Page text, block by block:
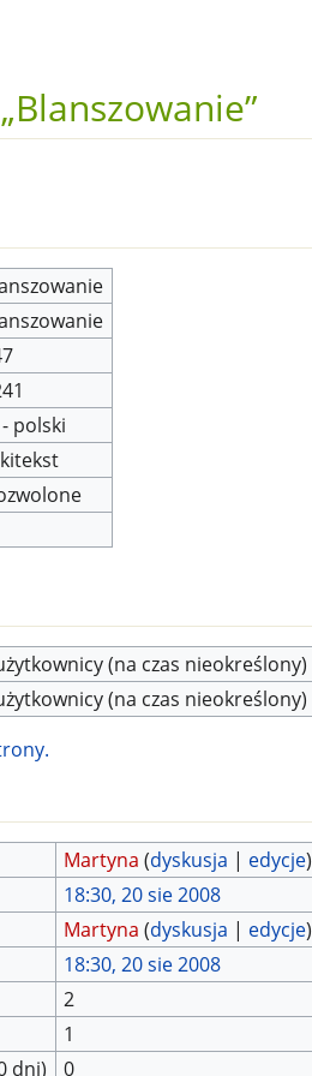
polski
(na czas nieokreślony)
(na czas nieokreślony)
Martyna (dyskusja | edycje)
18:30, 20 sie 2008
Martyna (dyskusja | edycje)
18:30, 20 sie 2008
2
1
dni)
0